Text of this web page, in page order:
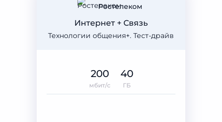
Ростелеком
Технологии общения+. Тест-драйв
Интернет + Связь
200
мбит/с
40
ГБ